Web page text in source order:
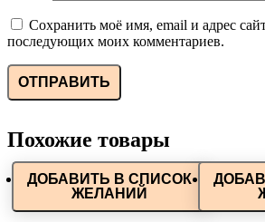
Сохранить моё имя, email и адрес
последующих моих комментариев.
Похожие товары
ДОБАВИТЬ В СПИСОК
ЖЕЛАНИЙ